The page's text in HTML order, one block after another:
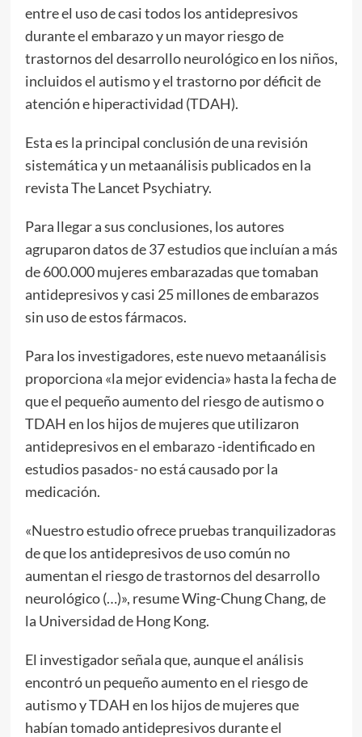
entre el uso de casi todos los antidepresivos
durante el embarazo y un mayor riesgo de
trastornos del desarrollo neurológico en los niños,
incluidos el autismo y el trastorno por déficit de
atención e hiperactividad (TDAH).
Esta es la principal conclusión de una revisión
sistemática y un metaanálisis publicados en la
revista The Lancet Psychiatry.
Para llegar a sus conclusiones, los autores
agruparon datos de 37 estudios que incluían a más
de 600.000 mujeres embarazadas que tomaban
antidepresivos y casi 25 millones de embarazos
sin uso de estos fármacos.
Para los investigadores, este nuevo metaanálisis
proporciona «la mejor evidencia» hasta la fecha de
que el pequeño aumento del riesgo de autismo o
TDAH en los hijos de mujeres que utilizaron
antidepresivos en el embarazo -identificado en
estudios pasados- no está causado por la
medicación.
«Nuestro estudio ofrece pruebas tranquilizadoras
de que los antidepresivos de uso común no
aumentan el riesgo de trastornos del desarrollo
neurológico (…)», resume Wing-Chung Chang, de
la Universidad de Hong Kong.
El investigador señala que, aunque el análisis
encontró un pequeño aumento en el riesgo de
autismo y TDAH en los hijos de mujeres que
habían tomado antidepresivos durante el